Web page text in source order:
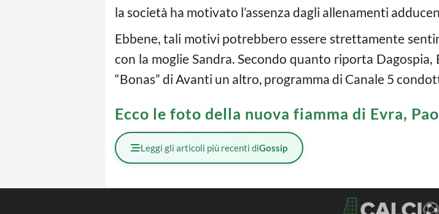
la società ha motivato l’assenza dagli allenamenti
Ebbene, tali motivi potrebbero essere strettamente
con la moglie Sandra. Secondo quanto riporta
“Bonas” di Avanti un altro, programma di Canale 5
Ecco le foto della nuova fiamma di Evra,
Leggi gli articoli più recenti diGossip